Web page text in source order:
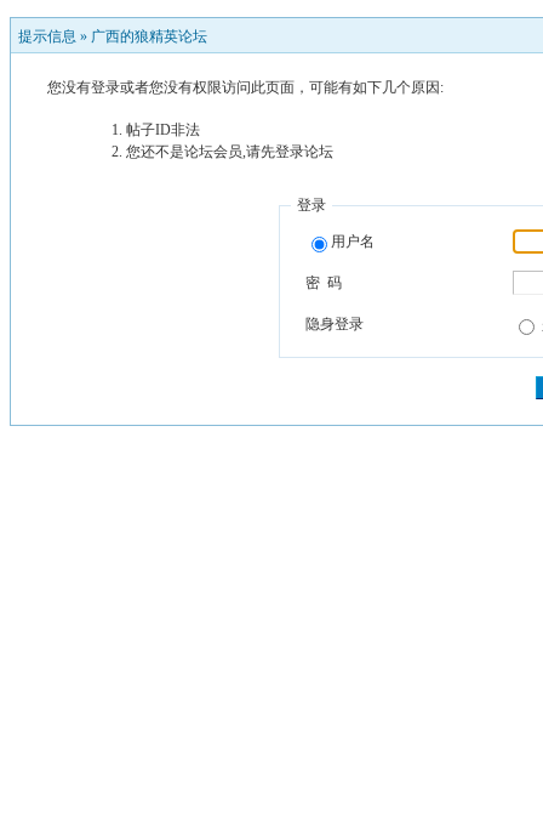
提示信息 » 广西的狼精英论坛
您没有登录或者您没有权限访问此页面，可能有如下几个原因:
帖子ID非法
您还不是论坛会员,请先登录论坛
登录
用户名
密 码
隐身登录